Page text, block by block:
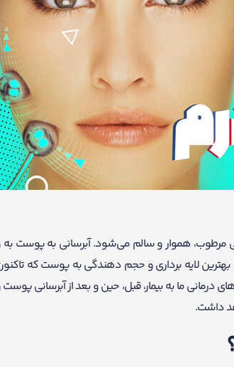
هموار و سالم می‌شود. آبرسانی به پوست
لایه برداری و حجم دهندگی به پوست که
ما به بیمار، قبل، حین و بعد از آبرسانی
داشت.